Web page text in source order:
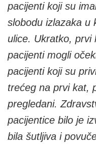
pacijenti koji su
slobodu izlazaka u
ulice. Ukratko, prvi
pacijenti mogli
pacijenti koji su
trećeg na prvi kat,
pregledani.
pacijentice bilo je
bila šutljiva i